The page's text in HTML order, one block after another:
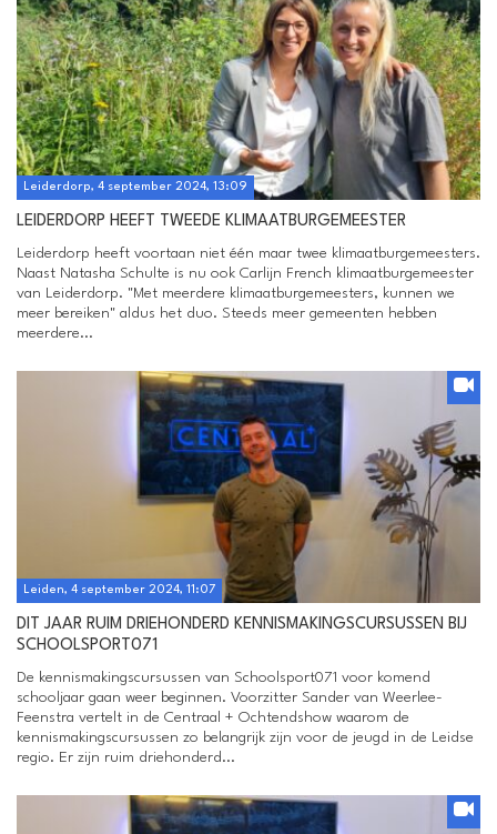
Leiderdorp, 4 september 2024, 13:09
LEIDERDORP HEEFT TWEEDE KLIMAATBURGEMEESTER
Leiderdorp heeft voortaan niet één maar twee klimaatburgemeesters.
Naast Natasha Schulte is nu ook Carlijn French klimaatburgemeester
van Leiderdorp. "Met meerdere klimaatburgemeesters, kunnen we
meer bereiken" aldus het duo. Steeds meer gemeenten hebben
meerdere...
Leiden, 4 september 2024, 11:07
DIT JAAR RUIM DRIEHONDERD KENNISMAKINGSCURSUSSEN BIJ
SCHOOLSPORT071
De kennismakingscursussen van Schoolsport071 voor komend
schooljaar gaan weer beginnen. Voorzitter Sander van Weerlee-
Feenstra vertelt in de Centraal + Ochtendshow waarom de
kennismakingscursussen zo belangrijk zijn voor de jeugd in de Leidse
regio. Er zijn ruim driehonderd...